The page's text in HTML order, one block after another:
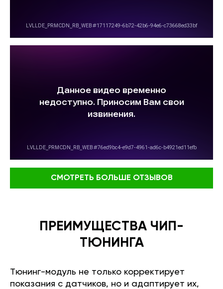
СМОТРЕТЬ БОЛЬШЕ ОТЗЫВОВ
ПРЕИМУЩЕСТВА ЧИП-
ТЮНИНГА
Тюнинг-модуль не только корректирует
показания с датчиков, но и адаптирует их,